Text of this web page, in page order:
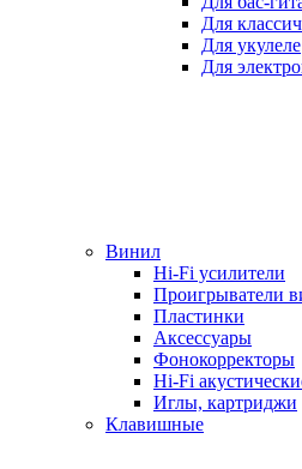
Для
Для укулеле
Для
Винил
Hi-Fi усилители
Проигрыватели
Пластинки
Аксессуары
Фонокорректоры
Hi-Fi
Иглы, картриджи
Клавишные